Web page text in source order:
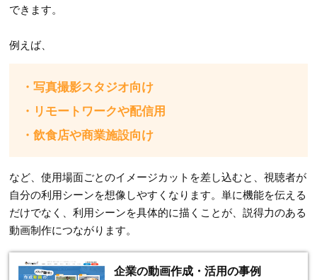
できます。
例えば、
・写真撮影スタジオ向け
・リモートワークや配信用
・飲食店や商業施設向け
など、使用場面ごとのイメージカットを差し込むと、視聴者が
自分の利用シーンを想像しやすくなります。単に機能を伝える
だけでなく、利用シーンを具体的に描くことが、説得力のある
動画制作につながります。
企業の動画作成・活用の事例